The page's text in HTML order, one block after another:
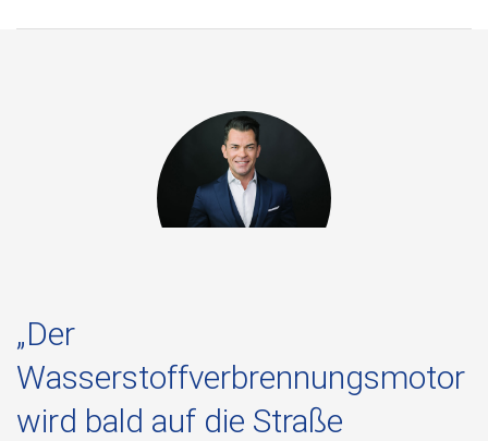
„Der
Wasserstoffverbrennungsmotor
wird bald auf die Straße